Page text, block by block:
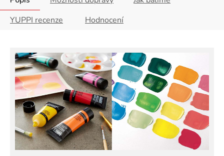
YUPPI recenze
Hodnocení